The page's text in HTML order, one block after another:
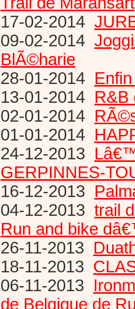
17-02-2014
09-02-2014
BlÃ©harie
28-01-2014
13-01-2014 R&B
02-01-2014
01-01-2014
24-12-2013
GERPINNES-
16-12-2013
04-12-2013 trail
Run and bike
26-11-2013
18-11-2013
06-11-2013
de Belgique de